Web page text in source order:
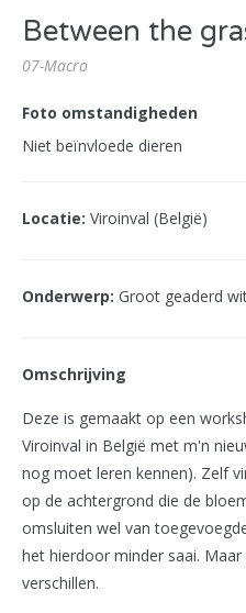
Between the
07-Macro
Foto omstandigheden
Niet beïnvloede dieren
Locatie: Viroinval (België)
Onderwerp: Groot geaderd
Omschrijving
Deze is gemaakt op een
Viroinval in België met m'n
nog moet leren kennen). Zelf
op de achtergrond die de
omsluiten wel van
het hierdoor minder saai.
verschillen.